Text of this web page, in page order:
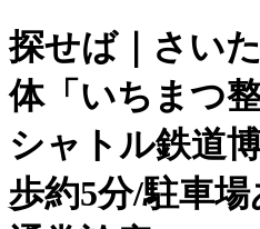
探せば｜さい
体「いちまつ
シャトル鉄道
歩約5分/駐車